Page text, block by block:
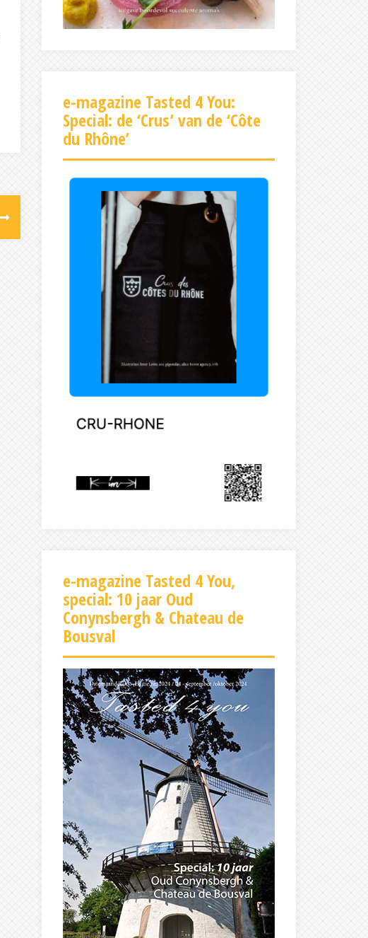
e-magazine Tasted 4 You:
Special: de ‘Crus’ van de ‘Côte
du Rhône’
e-magazine Tasted 4 You,
special: 10 jaar Oud
Conynsbergh & Chateau de
Bousval